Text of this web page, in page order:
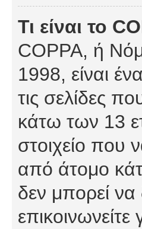
Τι είναι το
COPPA, ή
1998, είναι
τις σελίδες
κάτω των 13
στοιχείο που
από άτομο
δεν μπορεί